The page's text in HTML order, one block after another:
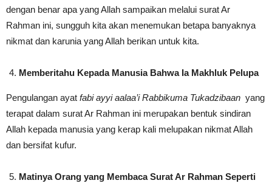
dengan benar apa yang Allah sampaikan melalui surat Ar
Rahman ini, sungguh kita akan menemukan betapa banyaknya
nikmat dan karunia yang Allah berikan untuk kita.
Memberitahu Kepada Manusia Bahwa Ia Makhluk Pelupa
Pengulangan ayat fabi ayyi aalaa’i Rabbikuma Tukadzibaan yang
terapat dalam surat Ar Rahman ini merupakan bentuk sindiran
Allah kepada manusia yang kerap kali melupakan nikmat Allah
dan bersifat kufur.
Matinya Orang yang Membaca Surat Ar Rahman Seperti